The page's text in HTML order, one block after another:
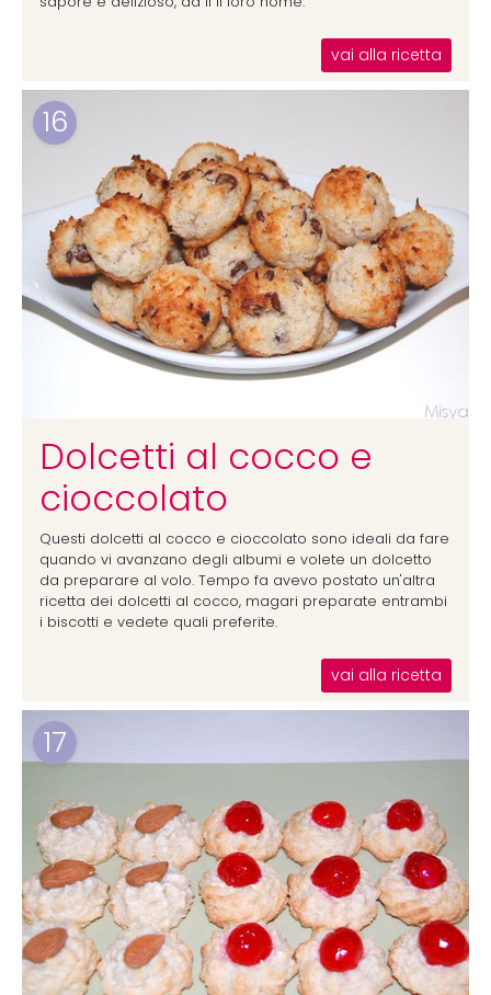
vai alla ricetta
16
Dolcetti al cocco e
cioccolato
Questi dolcetti al cocco e cioccolato sono ideali da fare
quando vi avanzano degli albumi e volete un dolcetto
da preparare al volo. Tempo fa avevo postato un'altra
ricetta dei dolcetti al cocco, magari preparate entrambi
i biscotti e vedete quali preferite.
vai alla ricetta
17